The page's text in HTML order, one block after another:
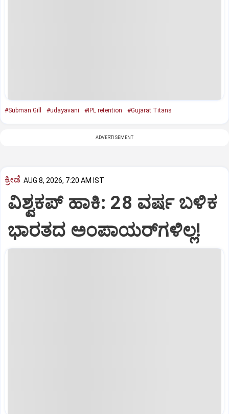
#Subman Gill #udayavani #IPL retention #Gujarat Titans
ADVERTISEMENT
ಕ್ರೀಡೆ AUG 8, 2026, 7:20 AM IST
ವಿಶ್ವಕಪ್‌ ಹಾಕಿ: 28 ವರ್ಷ ಬಳಿಕ
ಭಾರತದ ಅಂಪಾಯರ್‌ಗಳಿಲ್ಲ!